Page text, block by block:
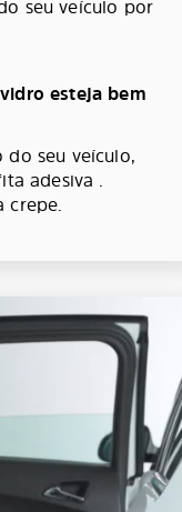
seu veículo por
esteja bem
seu veículo,
adesiva .
crepe.